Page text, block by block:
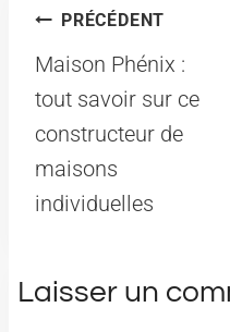
Navigation
de
l’article
PRÉCÉDENT
Maison Phénix :
tout savoir sur ce
constructeur de
maisons
individuelles
Laisser un